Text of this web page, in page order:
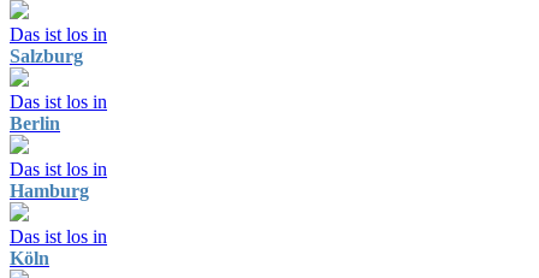
Das ist los in
Salzburg
Das ist los in
Berlin
Das ist los in
Hamburg
Das ist los in
Köln